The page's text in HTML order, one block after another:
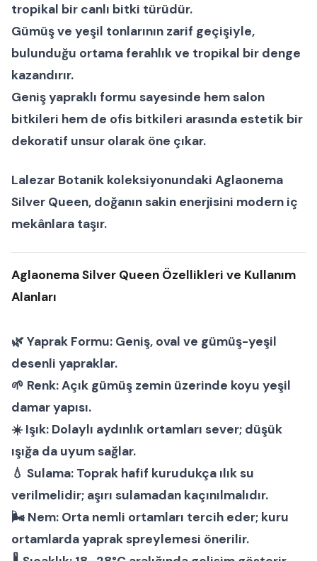
tropikal bir canlı bitki türüdür.
Gümüş ve yeşil tonlarının zarif geçişiyle,
bulunduğu ortama ferahlık ve tropikal bir denge
kazandırır.
Geniş yapraklı formu sayesinde hemsalon
bitkileri hem de ofis bitkileri arasında estetik bir
dekoratif unsur olarak öne çıkar.
Lalezar Botanik koleksiyonundaki Aglaonema
Silver Queen, doğanın sakin enerjisini modern iç
mekânlara taşır.
Aglaonema Silver Queen Özellikleri ve Kullanım
Alanları
🌿Yaprak Formu: Geniş, oval ve gümüş-yeşil
desenli yapraklar.
🌱 Renk:Açık gümüş zemin üzerinde koyu yeşil
damar yapısı.
☀️ Işık: Dolaylı aydınlık ortamları sever; düşük
ışığa da uyum sağlar.
💧 Sulama: Toprak hafif kurudukça ılık su
verilmelidir; aşırı sulamadan kaçınılmalıdır.
🌬 Nem: Orta nemli ortamları tercih eder; kuru
ortamlarda yaprak spreylemesi önerilir.